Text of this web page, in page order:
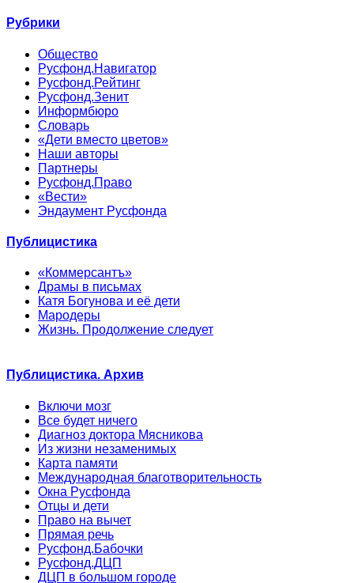
Рубрики
Общество
Русфонд.Навигатор
Русфонд.Рейтинг
Русфонд.Зенит
Информбюро
Словарь
«Дети вместо цветов»
Наши авторы
Партнеры
Русфонд.Право
«Вести»
Эндаумент Русфонда
Публицистика
«Коммерсантъ»
Драмы в письмах
Катя Богунова и её дети
Мародеры
Жизнь. Продолжение следует
Публицистика. Архив
Включи мозг
Все будет ничего
Диагноз доктора Мясникова
Из жизни незаменимых
Карта памяти
Международная благотворительность
Окна Русфонда
Отцы и дети
Право на вычет
Прямая речь
Русфонд.Бабочки
Русфонд.ДЦП
ДЦП в большом городе